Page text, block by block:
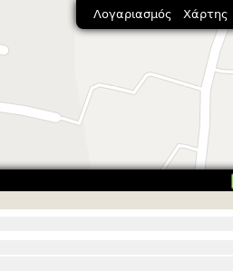
Λογαριασμός Χάρτης